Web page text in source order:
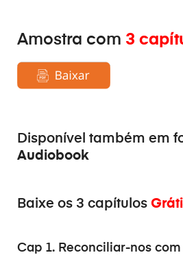
Amostra com 3
Disponível também em
Audiobook
Baixe os 3 capítulos
Cap 1. Reconciliar-nos com